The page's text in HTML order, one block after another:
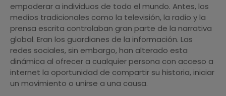
empoderar a individuos de todo el mundo. Antes, los
medios tradicionales como la televisión, la radio y la
prensa escrita controlaban gran parte de la narrativa
global. Eran los guardianes de la información. Las
redes sociales, sin embargo, han alterado esta
dinámica al ofrecer a cualquier persona con acceso a
internet la oportunidad de compartir su historia, iniciar
un movimiento o unirse a una causa.